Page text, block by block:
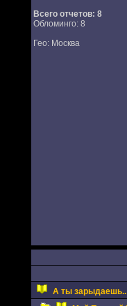
Всего отчетов: 8
Обломинго: 8
Гео: Москва
А ты зарыдаешь..